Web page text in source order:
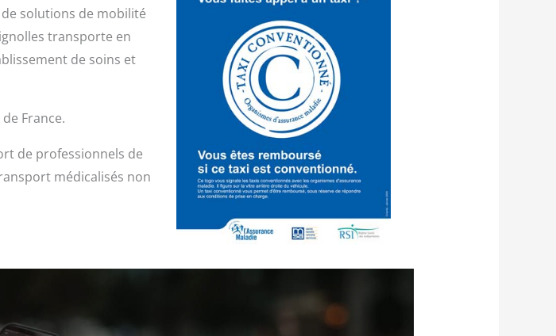
solutions de mobilité
transporte en
de soins et
France.
de professionnels de
médicalisés non